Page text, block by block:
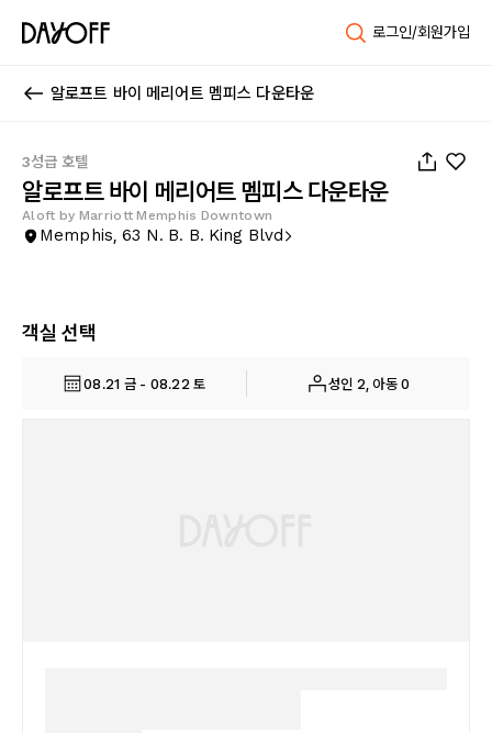
로그인/회원가입
알로프트 바이 메리어트 멤피스 다운타운
3성급 호텔
알로프트 바이 메리어트 멤피스 다운타운
Aloft by Marriott Memphis Downtown
Memphis, 63 N. B. B. King Blvd
객실 선택
08.21 금 - 08.22 토 성인 2, 아동 0